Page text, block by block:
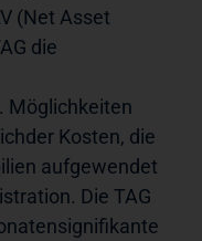
(Net Asset
die
Möglichkeiten
Kosten, die
aufgewendet
Die TAG